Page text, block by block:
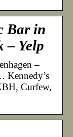
Bar in
– Yelp
–
Kennedy’s
Curfew,